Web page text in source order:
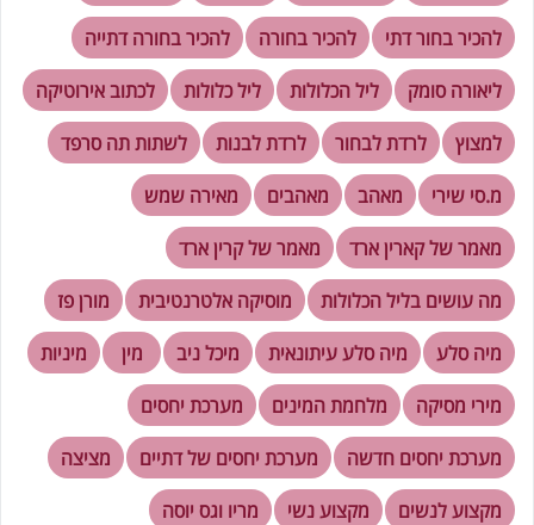
להכיר בחור דתי
להכיר בחורה
להכיר בחורה דתייה
ליאורה סומק
ליל הכלולות ליל כלולות
לכתוב אירוטיקה
למצוץ
לרדת לבחור לרדת לבנות
לשתות תה סרפד
מ.סי שירי
מאהב מאהבים
מאירה שמש
מאמר של קארין ארד
מאמר של קרין ארד
מה עושים בליל הכלולות
מוסיקה אלטרנטיבית
מורן פז
מיה סלע
מיה סלע עיתונאית מיכל ניב מין
מיניות
מירי מסיקה
מלחמת המינים
מערכת יחסים
מערכת יחסים חדשה
מערכת יחסים של דתיים
מציצה
מקצוע לנשים
מקצוע נשי
מריו וגס יוסה